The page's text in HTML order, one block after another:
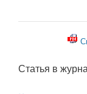
Статья в